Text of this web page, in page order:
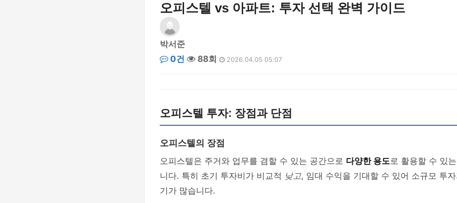
오피스텔 vs 아파트: 투자 선택 완벽 가이드
박서준
0건
88회 2026.04.05 05:07
오피스텔 투자: 장점과 단점
오피스텔의 장점
오피스텔은 주거와 업무를 겸할 수 있는 공간으로 다양한 용도로 활용할 수 있
니다. 특히 초기 투자비가 비교적 낮고, 임대 수익을 기대할 수 있어 소규모 투
기가 많습니다.